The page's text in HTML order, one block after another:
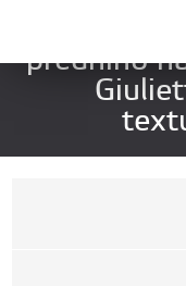
předního